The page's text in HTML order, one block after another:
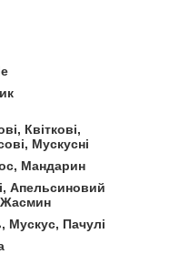
Квіткові,
Мускусні
Мандарин
Апельсиновий
Жасмин
Мускус, Пачулі